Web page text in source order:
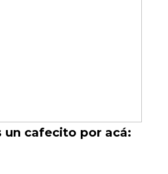
un cafecito por acá: